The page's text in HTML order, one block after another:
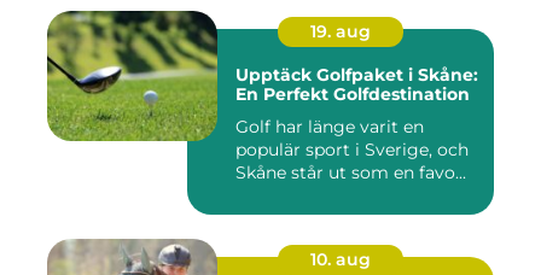
19. aug
Upptäck Golfpaket i Skåne:
En Perfekt Golfdestination
Golf har länge varit en
populär sport i Sverige, och
Skåne står ut som en favo...
10. aug